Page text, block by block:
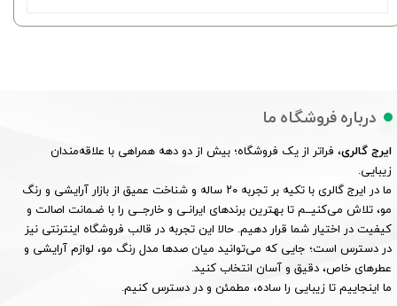
درباره فروشگاه ما
ایرج گالری، فراتر از یک فروشگاه؛ بیش از دو دهه همراهی با علاقه‌مندان
زیبایی.
ما در ایرج گالری با تکیه بر تجربه ۲۰ ساله و شناخت عمیق از بازار آرایشی و رنگ
مو، تلاش می‌کنیــم تا بهترین برندهای ایرانـی و خارجــی را با ضـمانت اصالت و
کیفیت در اختیار شما قرار دهیم. حالا این تجربه در قالب فروشگاه اینترنتی نیز
در دسترس است؛ جایی که می‌توانید میان صدها مدل رنگ مو، لوازم آرایشی و
عطرهای خاص، دقیق و آسان انتخاب کنید.
ما اینجاییم تا زیبایی را ساده، مطمئن و در دسترس کنیم.